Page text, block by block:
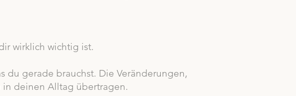
wirklich wichtig ist.
du gerade brauchst. Die Veränderungen,
in deinen Alltag übertragen.